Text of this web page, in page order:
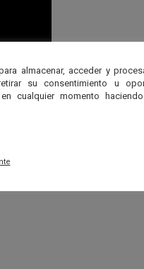
almacenar, acceder y
su consentimiento u
cualquier momento